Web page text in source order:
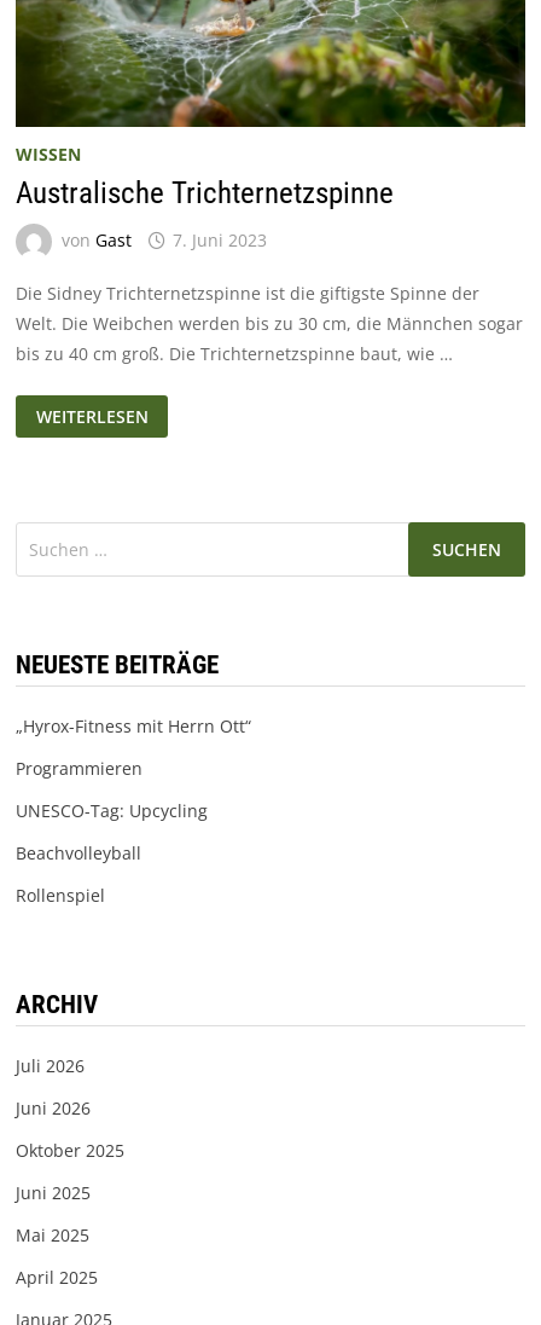
WISSEN
Australische Trichternetzspinne
von Gast 7. Juni 2023
Die Sidney Trichternetzspinne ist die giftigste Spinne der
Welt. Die Weibchen werden bis zu 30 cm, die Männchen sogar
bis zu 40 cm groß. Die Trichternetzspinne baut, wie …
AUSTRALISCHE
TRICHTERNETZSPINNE
WEITERLESEN
NEUESTE BEITRÄGE
„Hyrox-Fitness mit Herrn Ott“
Programmieren
UNESCO-Tag: Upcycling
Beachvolleyball
Rollenspiel
ARCHIV
Juli 2026
Juni 2026
Oktober 2025
Juni 2025
Mai 2025
April 2025
Januar 2025